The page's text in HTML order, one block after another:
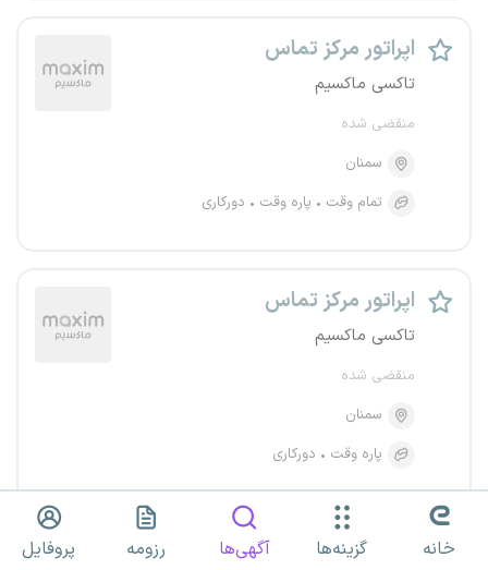
اپراتور مرکز تماس
تاکسی ماکسیم
منقضی شده
سمنان
تمام وقت
پاره وقت دورکاری
اپراتور مرکز تماس
تاکسی ماکسیم
منقضی شده
سمنان
پاره وقت
دورکاری
اپراتور مرکز تماس خانه گزینه‌ها آگهی‌ها رزومه پروفایل